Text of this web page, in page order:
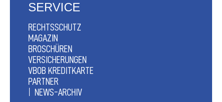
SERVICE
RECHTSSCHUTZ
MAGAZIN
BROSCHÜREN
VERSICHERUNGEN
VBOB KREDITKARTE
PARTNER
NEWS-ARCHIV